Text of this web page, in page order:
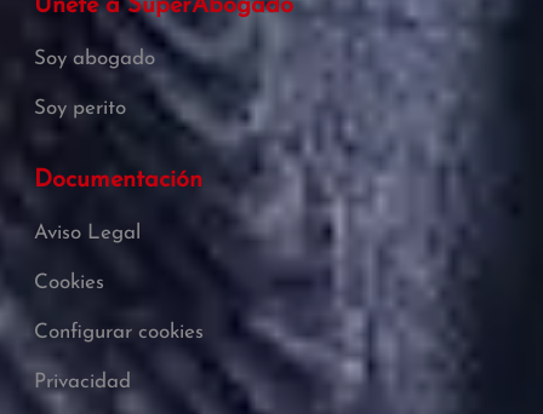
Únete a SuperAbogado
Soy abogado
Soy perito
Documentación
Aviso Legal
Cookies
Configurar cookies
Privacidad